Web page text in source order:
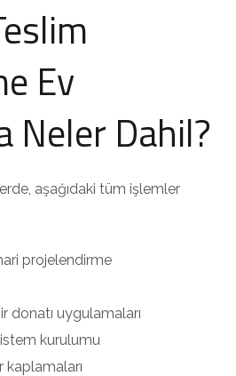
Ev
Neler Dahil?
aşağıdaki tüm işlemler
projelendirme
donatı uygulamaları
kurulumu